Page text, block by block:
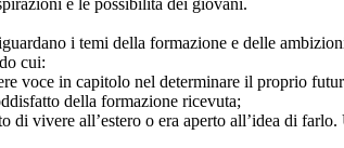
i temi della formazione e delle
cui:
voce in capitolo nel determinare il proprio
della formazione ricevuta;
vivere all’estero o era aperto all’idea di farlo.